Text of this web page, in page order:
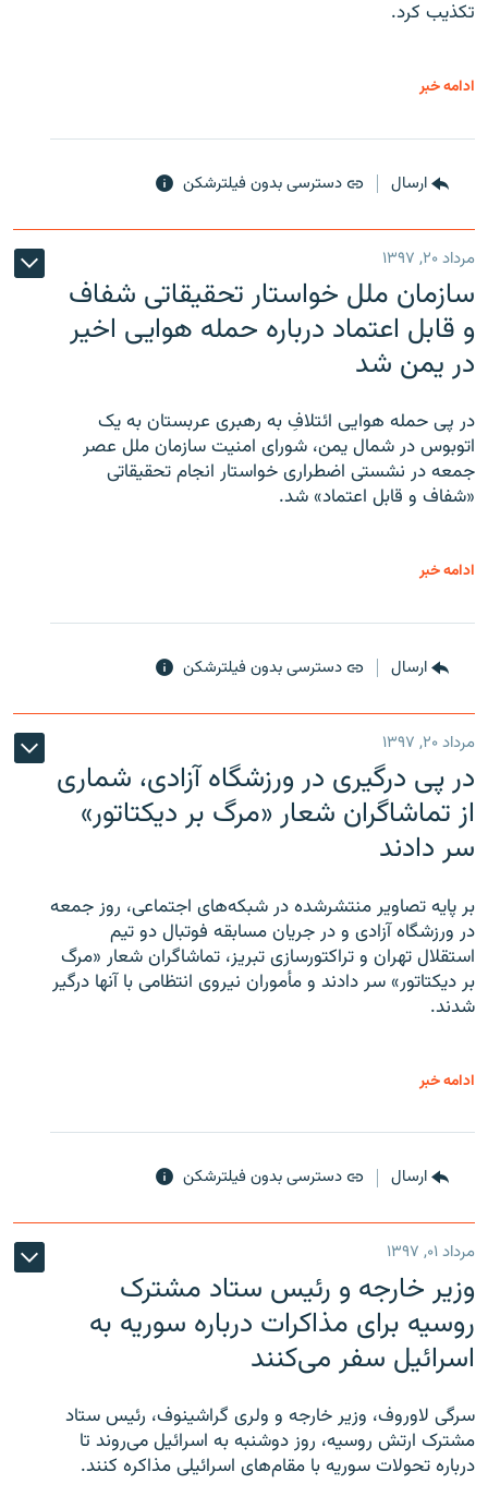
تکذیب کرد.
ادامه خبر
ارسال دسترسی بدون فیلترشکن
مرداد ۲۰, ۱۳۹۷
سازمان ملل خواستار تحقیقاتی شفاف
و قابل اعتماد درباره حمله هوایی اخیر
در یمن شد
در پی حمله هوایی ائتلافِ به رهبری عربستان به یک
اتوبوس در شمال یمن، شورای امنیت سازمان ملل عصر
جمعه در نشستی اضطراری خواستار انجام تحقیقاتی
«شفاف و قابل اعتماد» شد.
ادامه خبر
ارسال دسترسی بدون فیلترشکن
مرداد ۲۰, ۱۳۹۷
در پی درگیری در ورزشگاه آزادی، شماری
از تماشاگران شعار «مرگ بر دیکتاتور»
سر دادند
بر پایه تصاویر منتشرشده در شبکه‌های اجتماعی، روز جمعه
در ورزشگاه آزادی و در جریان مسابقه فوتبال دو تیم
استقلال تهران و تراکتورسازی تبریز، تماشاگران شعار «مرگ
بر دیکتاتور» سر دادند و مأموران نیروی انتظامی با آنها درگیر
شدند.
ادامه خبر
ارسال دسترسی بدون فیلترشکن
مرداد ۰۱, ۱۳۹۷
وزیر خارجه و رئیس‌ ستاد مشترک
روسیه برای مذاکرات درباره سوریه به
اسرائیل سفر می‌کنند
سرگی لاوروف، وزیر خارجه و ولری گراشینوف، رئیس ستاد
مشترک ارتش روسیه، روز دوشنبه به اسرائیل می‌روند تا
درباره تحولات سوریه با مقام‌های اسرائیلی مذاکره کنند.